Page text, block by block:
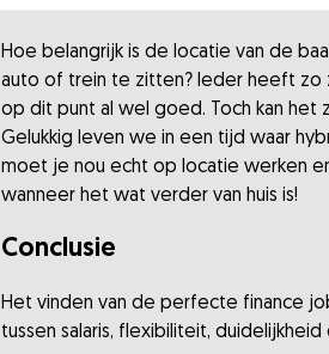
Hoe belangrijk is de locatie van de
auto of trein te zitten? Ieder heeft zo
op dit punt al wel goed. Toch kan
Gelukkig leven we in een tijd waar
moet je nou echt op locatie werken
wanneer het wat verder van huis is!
Conclusie
Het vinden van de perfecte finance
tussen salaris, flexibiliteit,